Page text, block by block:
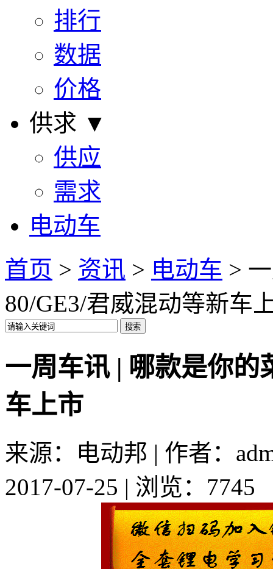
排行
数据
价格
供求 ▼
供应
需求
电动车
首页 > 资讯 > 电动车 >
80/GE3/君威混动等新车
一周车讯 | 哪款是你的
车上市
来源：电动邦 | 作者：
2017-07-25 | 浏览：7745